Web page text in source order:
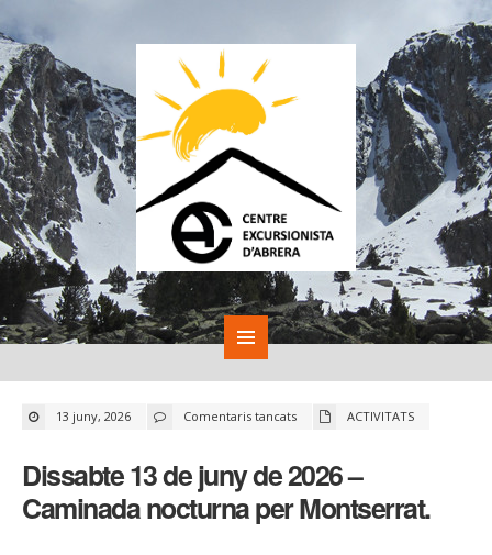
13 juny, 2026 Comentaris tancatsa
Dissabte
juny
de
2026
–
Caminada
nocturna
ACTIVITATS
Dissabte 13 de juny de 2026 –
Caminada nocturna per Montserrat.